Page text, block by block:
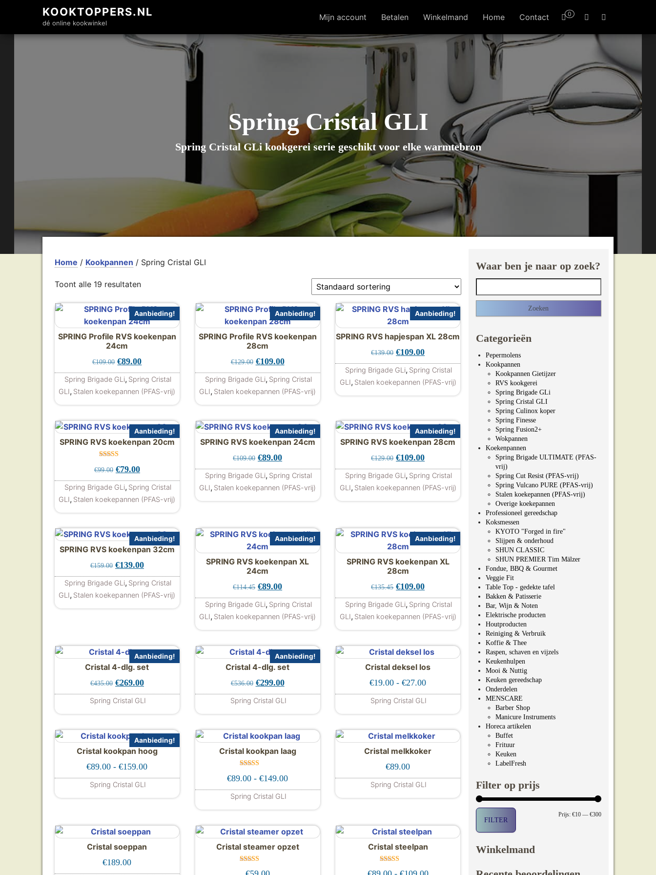
KOOKTOPPERS.NL
dé online kookwinkel
0
Mijn account Betalen Winkelmand Home Contact
Spring Cristal GLI
Spring Cristal GLi kookgerei serie geschikt voor elke warmtebron
Home / Kookpannen / Spring Cristal GLI
Toont alle 19 resultaten
Aanbieding!
SPRING Profile RVS koekenpan
24cm
€109.00 Oorspronkelijke prijs was: €109.00.
€89.00Huidige prijs is: €89.00.
Spring Brigade GLi, Spring Cristal
GLI, Stalen koekepannen (PFAS-vrij)
Aanbieding!
SPRING Profile RVS koekenpan
28cm
€129.00 Oorspronkelijke prijs was: €129.00.
€109.00Huidige prijs is: €109.00.
Spring Brigade GLi, Spring Cristal
GLI, Stalen koekepannen (PFAS-vrij)
Aanbieding!
SPRING RVS hapjespan XL 28cm
€139.00 Oorspronkelijke prijs was: €139.00.
€109.00Huidige prijs is: €109.00.
Spring Brigade GLi, Spring Cristal
GLI, Stalen koekepannen (PFAS-vrij)
Aanbieding!
SPRING RVS koekenpan 20cm
d
uit 5
€99.00 Oorspronkelijke prijs was: €99.00.
€79.00Huidige prijs is: €79.00.
Spring Brigade GLi, Spring Cristal
GLI, Stalen koekepannen (PFAS-vrij)
Aanbieding!
SPRING RVS koekenpan 24cm
€109.00 Oorspronkelijke prijs was: €109.00.
€89.00Huidige prijs is: €89.00.
Spring Brigade GLi, Spring Cristal
GLI, Stalen koekepannen (PFAS-vrij)
Aanbieding!
SPRING RVS koekenpan 28cm
€129.00 Oorspronkelijke prijs was: €129.00.
€109.00Huidige prijs is: €109.00.
Spring Brigade GLi, Spring Cristal
GLI, Stalen koekepannen (PFAS-vrij)
Aanbieding!
SPRING RVS koekenpan 32cm
€159.00 Oorspronkelijke prijs was: €159.00.
€139.00Huidige prijs is: €139.00.
Spring Brigade GLi, Spring Cristal
GLI, Stalen koekepannen (PFAS-vrij)
Aanbieding!
SPRING RVS koekenpan XL
24cm
€114.45 Oorspronkelijke prijs was: €114.45.
€89.00Huidige prijs is: €89.00.
Spring Brigade GLi, Spring Cristal
GLI, Stalen koekepannen (PFAS-vrij)
Aanbieding!
SPRING RVS koekenpan XL
28cm
€135.45 Oorspronkelijke prijs was: €135.45.
€109.00Huidige prijs is: €109.00.
Spring Brigade GLi, Spring Cristal
GLI, Stalen koekepannen (PFAS-vrij)
Aanbieding!
Cristal 4-dlg. set
€435.00 Oorspronkelijke prijs was: €435.00.
€269.00Huidige prijs is: €269.00.
Spring Cristal GLI
Aanbieding!
Cristal 4-dlg. set
€536.00 Oorspronkelijke prijs was: €536.00.
€299.00Huidige prijs is: €299.00.
Spring Cristal GLI
Cristal deksel los
€19.00 - €27.00Prijsklasse: €19.00 tot €27.00
Spring Cristal GLI
Dit product heeft meerdere variaties. Deze optie kan gekozen
Aanbieding!
Cristal kookpan hoog
€89.00 - €159.00Prijsklasse: €89.00 tot €159.00
Spring Cristal GLI
Dit product heeft meerdere variaties. Deze optie kan gekozen worden op de productpagina
Cristal kookpan laag
d
uit 5
€89.00 - €149.00Prijsklasse: €89.00 tot €149.00
Spring Cristal GLI
Dit product heeft meerdere variaties. Deze optie kan gekozen worden op de productpagina
Cristal melkkoker
€89.00
Spring Cristal GLI
Cristal soeppan
€189.00
Cristal steamer opzet Cristal steelpan
Waar ben je naar op zoek?
Categorieën
Pepermolens
Kookpannen
Kookpannen Gietijzer
RVS kookgerei
Spring Brigade GLi
Spring Cristal GLI
Spring Culinox koper
Spring Finesse
Spring Fusion2+
Wokpannen
Koekenpannen
Spring Brigade ULTIMATE (PFAS-
vrij)
Spring Cut Resist (PFAS-vrij)
Spring Vulcano PURE (PFAS-vrij)
Stalen koekepannen (PFAS-vrij)
Overige koekepannen
Professioneel gereedschap
Koksmessen
KYOTO "Forged in fire"
Slijpen & onderhoud
SHUN CLASSIC
SHUN PREMIER Tim Mälzer
Fondue, BBQ & Gourmet
Veggie Fit
Table Top - gedekte tafel
Bakken & Patisserie
Bar, Wijn & Noten
Elektrische producten
Houtproducten
Reiniging & Verbruik
Koffie & Thee
Raspen, schaven en vijzels
Keukenhulpen
Mooi & Nuttig
Keuken gereedschap
Onderdelen
MENSCARE
Barber Shop
Manicure Instruments
Horeca artikelen
Buffet
Frituur
Keuken
LabelFresh
Filter op prijs
Min. prijs
Max. prijs
FILTER
Prijs: €10 — €300
Winkelmand